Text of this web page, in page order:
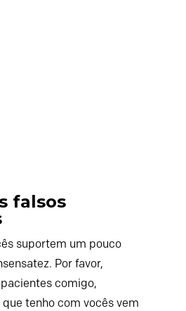
falsos
suportem um pouco
Por favor,
comigo,
tenho com vocês vem